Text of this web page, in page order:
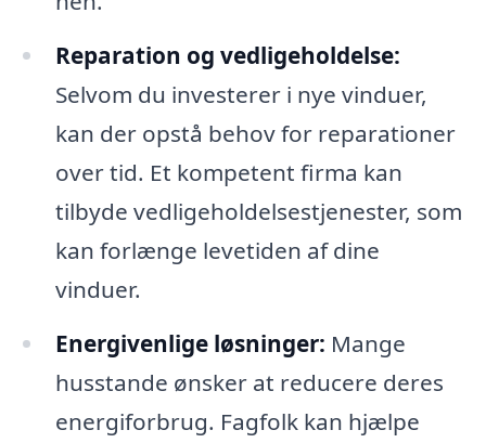
Reparation og vedligeholdelse:
Selvom du investerer i nye vinduer,
kan der opstå behov for reparationer
over tid. Et kompetent firma kan
tilbyde vedligeholdelsestjenester, som
kan forlænge levetiden af dine
vinduer.
Energivenlige løsninger: Mange
husstande ønsker at reducere deres
energiforbrug. Fagfolk kan hjælpe